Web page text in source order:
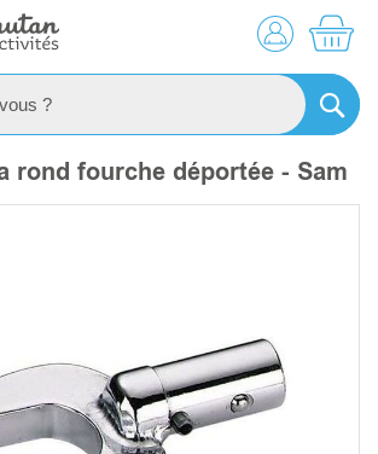
rond fourche déportée - Sam